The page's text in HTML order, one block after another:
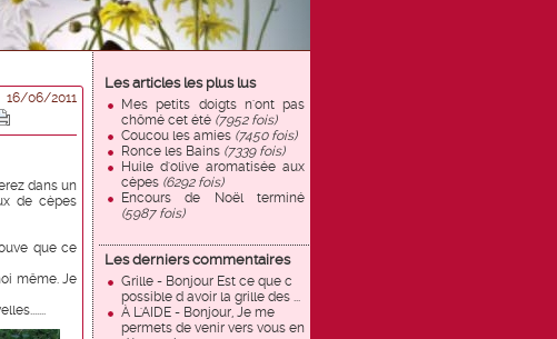
Les articles les plus lus
Mes petits doigts n'ont pas
chômé cet été (7952 fois)
Coucou les amies (7450 fois)
Ronce les Bains (7339 fois)
Huile d'olive aromatisée aux
cèpes (6292 fois)
Encours de Noël terminé
(5987 fois)
Les derniers commentaires
Grille - Bonjour Est ce que c
possible d avoir la grille des ...
À L'AIDE - Bonjour, Je me
permets de venir vers vous en
16/06/2011
dans un
de cèpes
que ce
même. Je